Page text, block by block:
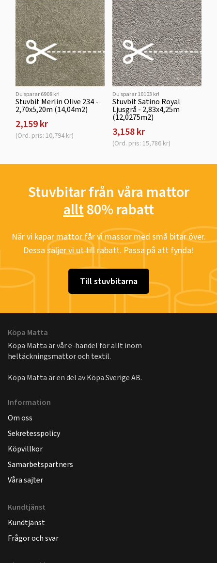
Du sparar 6908 kr!
Stuvbit Merlin Olive 234 -
2,70x5,20m (14,04m2)
2,159 kr
(Ord. pris: 10,794 kr)
Du sparar 10103 kr!
Stuvbit Satino Royal
Ljusgrå - 2,83x4,25m
(12,0275m2)
3,158 kr
(Ord. pris: 15,786 kr)
Stuvbitar från våra mattor
allt80% rabatt
När vi kapar mattor får vi massor med små bitar över.
Dessa säljer vi ut till rabatt. Passa på att fynda!
Till stuvbitarna
Köpa Matta
Köpa Matta är vår e-handel för allt inom
heltäckningsmattor och textil.
Köpa Matta är en del avKöpa Sverige AB.
Information
Om oss
Sekretesspolicy
Köpvillkor
Samarbetspartners
Våra sajter
Kundtjänst
Kundtjänst
Frågor och svar